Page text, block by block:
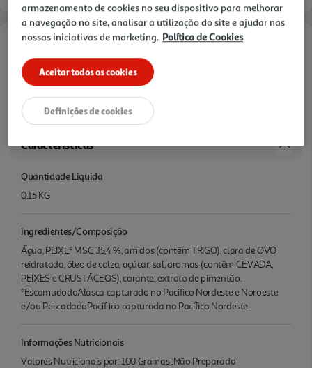
O Surimi Auchan é um produto feito a partir de peixe, sendo
amplamente utilizado em pratos como saladas, sushi e até como
substituto de carne de caranguejo.
Características
Quantidade Liquida
0.15 KG
Ingredientes/Composição
Água, PEIXE* MSC 35,4 %, amidos (contêm TRIGO), clara de OVO
reidratada, óleo de colza, açúcar, sal, aromas (contêm CEVADA,
PEIXES e CRUSTÁCEOS), corante: extrato de pimentão.
*EscamudodoAlasca capturado no Pacífico Nordeste e Noroeste
e/ou PescadadoPacíf ico capturada no Pacífico Nordeste.
Informações Nutricionais
Valores Nutricionais por: 100 Gramas :Não Preparado
armazenamento de cookies no seu dispositivo para melhorar
a navegação no site, analisar a utilização do site e ajudar nas
nossas iniciativas de marketing. Política de Cookies
Aceitar todos os cookies
Definições de cookies